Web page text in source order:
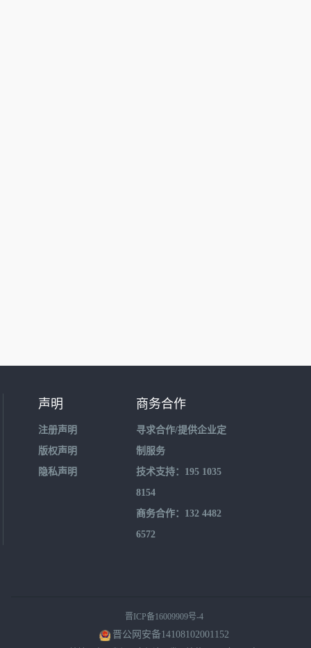
声明
注册声明
版权声明
隐私声明
商务合作
寻求合作/提供企业定
制服务
技术支持：195 1035
8154
商务合作：132 4482
6572
晋ICP备16009909号-4
晋公网安备14108102001152